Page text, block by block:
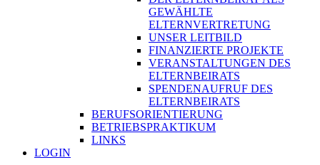
GEWÄHLTE
ELTERNVERTRETUNG
UNSER LEITBILD
FINANZIERTE PROJEKTE
VERANSTALTUNGEN DES
ELTERNBEIRATS
SPENDENAUFRUF DES
ELTERNBEIRATS
BERUFSORIENTIERUNG
BETRIEBSPRAKTIKUM
LINKS
LOGIN